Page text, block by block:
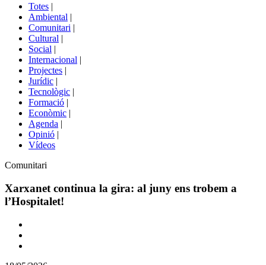
portals
Totes |
Ambiental |
Comunitari |
Cultural |
Social |
Internacional |
Projectes |
Jurídic |
Tecnològic |
Formació |
Econòmic |
Agenda |
Opinió |
Vídeos
Àmbit
la
notícia
Comunitari
Xarxanet continua la gira: al juny ens trobem a
l’Hospitalet!
Comparteix